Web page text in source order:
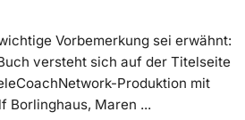
Vorbemerkung sei erwähnt:
versteht sich auf der Titelseite
Produktion mit
Borlinghaus, Maren ...